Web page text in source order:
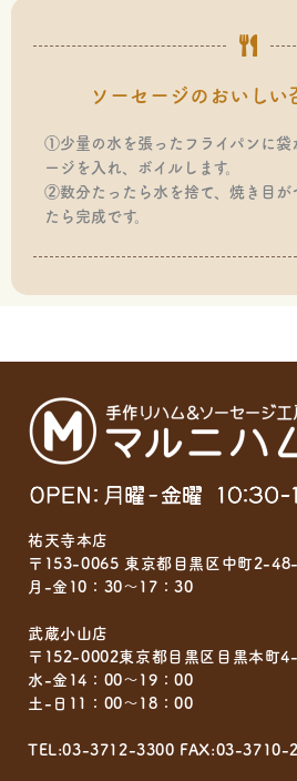
ソーセージのおいしい
①少量の水を張ったフライパンに袋
ージを入れ、ボイルします。
②数分たったら水を捨て、焼き目が
たら完成です。
祐天寺本店
〒153-0065 東京都目黒区中町2-
月-金10：30～17：30
武蔵小山店
〒152-0002東京都目黒区目黒本町
水-金14：00～19：00
土-日11：00～18：00
TEL:03-3712-3300 FAX:03-3710-